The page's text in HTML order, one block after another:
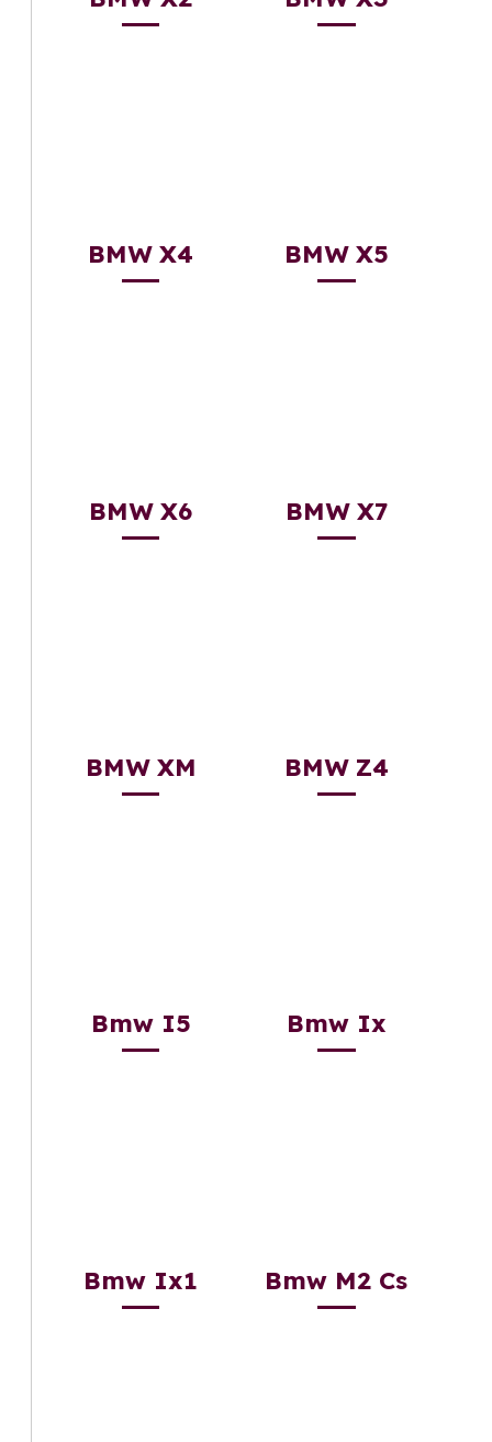
BMW X4 BMW X5
BMW X6 BMW X7
BMW XM BMW Z4
Bmw I5 Bmw Ix
Bmw Ix1 Bmw M2 Cs